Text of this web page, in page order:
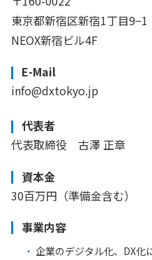
東京都新宿区新宿1丁目9−1
NEOX新宿ビル4F
E-Mail
info@dxtokyo.jp
代表者
代表取締役 古澤 正章
資本金
30百万円（準備金含む）
事業内容
企業のデジタル化、DX化